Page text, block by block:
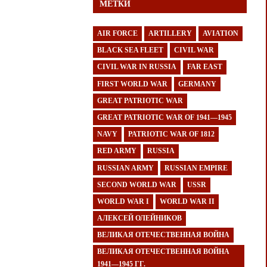
МЕТКИ
AIR FORCE ARTILLERY AVIATION
BLACK SEA FLEET CIVIL WAR
CIVIL WAR IN RUSSIA FAR EAST
FIRST WORLD WAR GERMANY
GREAT PATRIOTIC WAR
GREAT PATRIOTIC WAR OF 1941—1945
NAVY PATRIOTIC WAR OF 1812
RED ARMY RUSSIA
RUSSIAN ARMY RUSSIAN EMPIRE
SECOND WORLD WAR USSR
WORLD WAR I WORLD WAR II
АЛЕКСЕЙ ОЛЕЙНИКОВ
ВЕЛИКАЯ ОТЕЧЕСТВЕННАЯ ВОЙНА
ВЕЛИКАЯ ОТЕЧЕСТВЕННАЯ ВОЙНА
1941—1945 ГГ.